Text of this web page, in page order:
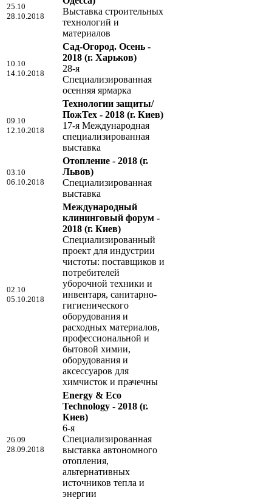
25.10
28.10.2018
Выставка строительных
технологий и
материалов
10.10
14.10.2018
Сад-Огород. Осень -
2018 (г. Харьков)
28-я
Специализированная
осенняя ярмарка
09.10
12.10.2018
Технологии защиты/
ПожТех - 2018 (г. Киев)
17-я Международная
специализированная
выставка
03.10
06.10.2018
Отопление - 2018 (г.
Львов)
Специализированная
выставка
02.10
05.10.2018
Международный
клининговый форум -
2018 (г. Киев)
Специализированный
проект для индустрии
чистоты: поставщиков и
потребителей
уборочной техники и
инвентаря, санитарно-
гигиенического
оборудования и
расходных материалов,
профессиональной и
бытовой химии,
оборудования и
аксессуаров для
химчисток и прачечны
26.09
28.09.2018
Energy & Eco
Technology - 2018 (г.
Киев)
6-я
Специализированная
выставка автономного
отопления,
альтернативных
источников тепла и
энергии